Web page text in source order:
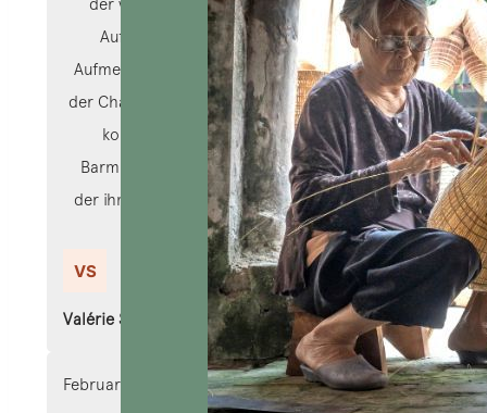
der vorgeschlagenen Reiseroute und dem
Aufenthaltsort begeistert, der unseren
Aufmerksamkeiten entspricht. Der Führer und
der Chauffeur sind besonders sympathisch und
kompetent. Und schließlich eine große
Barmherzigkeit für Cuc, unser Agent vor Ort,
der ihm mit großer Professionalität auf unsere
Anforderungen folgt.
Valérie Schenberg
February 7, 2024